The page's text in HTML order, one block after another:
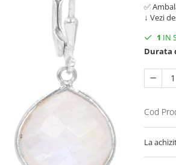
✅
↓ Vezi
1 IN
Durata
Cod
La